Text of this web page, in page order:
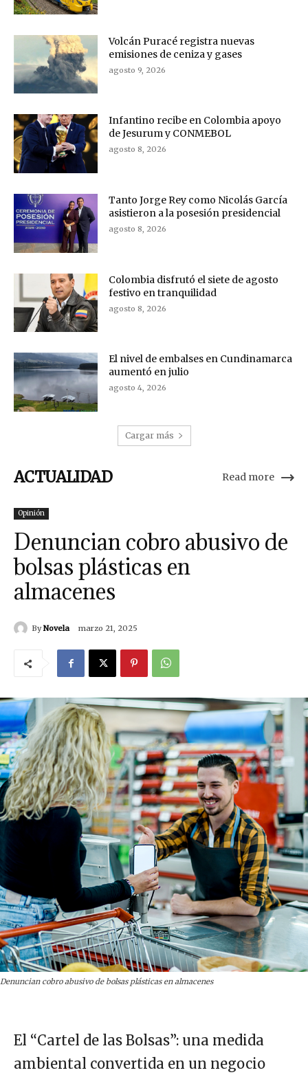
Volcán Puracé registra nuevas
emisiones de ceniza y gases
agosto 9, 2026
Infantino recibe en Colombia apoyo
de Jesurum y CONMEBOL
agosto 8, 2026
Tanto Jorge Rey como Nicolás García
asistieron a la posesión presidencial
agosto 8, 2026
Colombia disfrutó el siete de agosto
festivo en tranquilidad
agosto 8, 2026
El nivel de embalses en Cundinamarca
aumentó en julio
agosto 4, 2026
Cargar más
ACTUALIDAD Read more
Opinión
Denuncian cobro abusivo de
bolsas plásticas en
almacenes
By Novela marzo 21, 2025
Denuncian cobro abusivo de bolsas plásticas en almacenes
El “Cartel de las Bolsas”: una medida
ambiental convertida en un negocio